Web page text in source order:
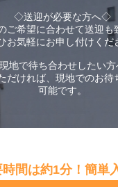
◇送迎が必要な方へ◇
ご希望に合わせて送迎も
お気軽にお申し付けくだ
地で待ち合わせしたい
だければ、現地でのお待
可能です。
間は約1分！簡単